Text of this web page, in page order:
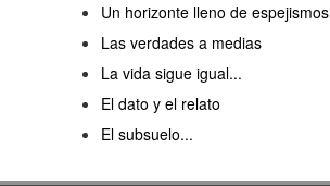
Un horizonte lleno de espejismos
Las verdades a medias
La vida sigue igual...
El dato y el relato
El subsuelo...